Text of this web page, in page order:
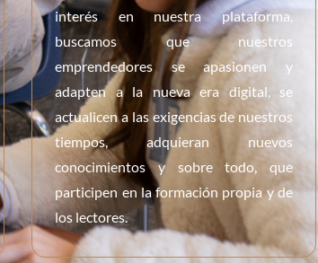
interés en nuestra plataforma,
buscamos que nuestros
emprendedores se apasionen y
adapten a la nueva era digital, se
actualicen a las exigencias de nuestros
tiempos, adquieran nuevos
conocimientos y sobre todo, que
participen en la formación propia y de
los lectores.